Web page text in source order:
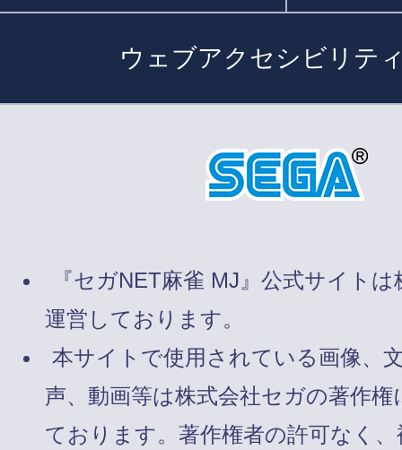
ウェブアクセシビリテ
『セガNET麻雀 MJ』公式サイト
運営しております。
本サイトで使用されている画像、
声、動画等は株式会社セガの著作
ております。著作権者の許可なく